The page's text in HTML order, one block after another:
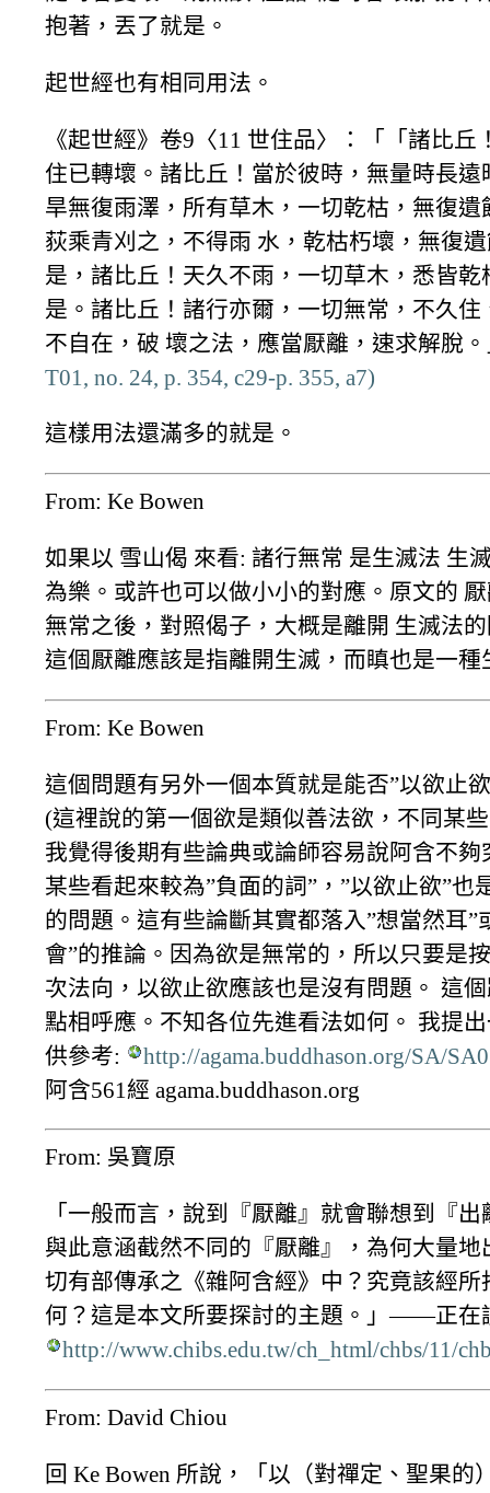
抱著，丟了就是。
起世經也有相同用法。
《起世經》卷9〈11 世住品〉：「「諸比丘
住已轉壞。諸比丘！當於彼時，無量時長遠
旱無復雨澤，所有草木，一切乾枯，無復遺
荻乘青刈之，不得雨 水，乾枯朽壞，無復
是，諸比丘！天久不雨，一切草木，悉皆乾
是。諸比丘！諸行亦爾，一切無常，不久住
不自在，破 壞之法，應當厭離，速求解脫
T01, no. 24, p. 354, c29-p. 355, a7)
這樣用法還滿多的就是。
From: Ke Bowen
如果以 雪山偈 來看: 諸行無常 是生滅法 生
為樂。或許也可以做小小的對應。原文的
無常之後，對照偈子，大概是離開 生滅法
這個厭離應該是指離開生滅，而瞋也是一種
From: Ke Bowen
這個問題有另外一個本質就是能否”以欲止
(這裡說的第一個欲是類似善法欲，不同某
我覺得後期有些論典或論師容易說阿含不夠
某些看起來較為”負面的詞”，”以欲止欲”也
的問題。這有些論斷其實都落入”想當然耳”
會”的推論。因為欲是無常的，所以只要是
次法向，以欲止欲應該也是沒有問題。 這
點相呼應。不知各位先進看法如何。 我提
供參考:
http://agama.buddhason.org/SA/
阿含561經 agama.buddhason.org
From: 吳寶原
「一般而言，說到『厭離』就會聯想到『
與此意涵截然不同的『厭離』，為何大量地
切有部傳承之《雜阿含經》中？究竟該經所
何？這是本文所要探討的主題。」——正在
http://www.chibs.edu.tw/ch_html/chbs/11/
From: David Chiou
回 Ke Bowen 所說，「以（對禪定、聖果的